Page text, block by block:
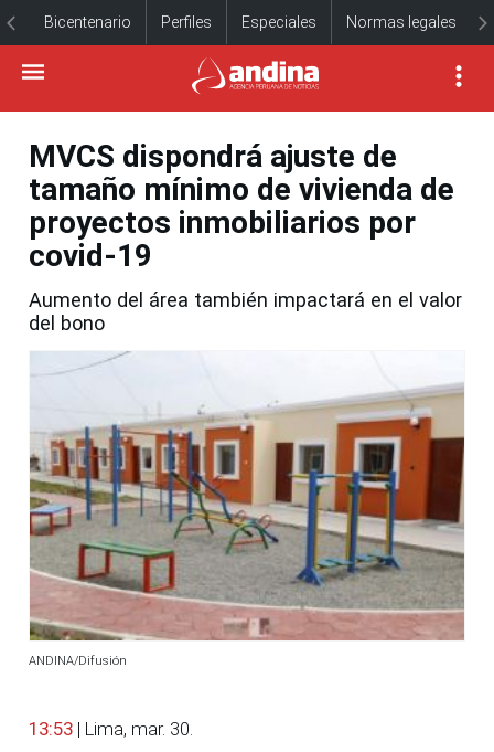
Bicentenario Perfiles Especiales Normas legales
MVCS dispondrá ajuste de
tamaño mínimo de vivienda de
proyectos inmobiliarios por
covid-19
Aumento del área también impactará en el valor
del bono
ANDINA/Difusión
13:53 | Lima, mar. 30.